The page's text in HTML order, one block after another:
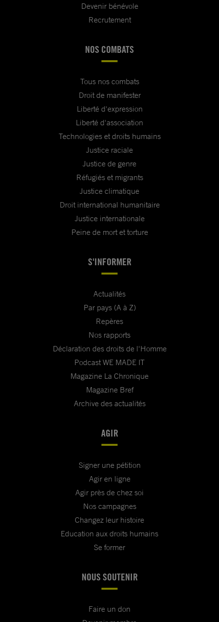
Devenir bénévole
Recrutement
NOS COMBATS
Tous nos combats
Droit de manifester
Liberté d'expression
Liberté d'association
Technologies et droits humains
Justice raciale
Justice de genre
Réfugiés et migrants
Justice climatique
Droit international humanitaire
Justice internationale
Peine de mort et torture
S'INFORMER
Actualités
Par pays (A à Z)
Repères
Nos rapports
Déclaration des droits de l'Homme
Podcast WE MADE IT
Magazine La Chronique
Magazine Bref
Archive des actualités
AGIR
Signer une pétition
Agir en ligne
Agir près de chez soi
Nos campagnes
Changez leur histoire
Education aux droits humains
Se former
NOUS SOUTENIR
Faire un don